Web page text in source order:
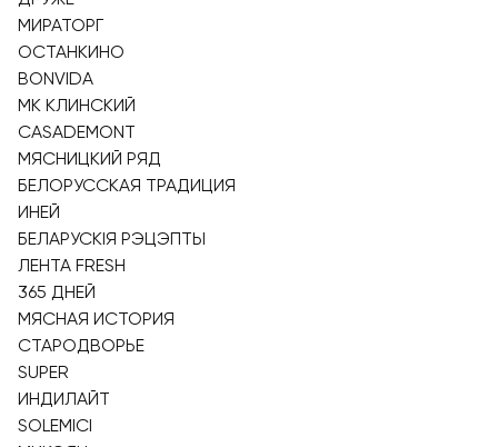
МИРАТОРГ
ОСТАНКИНО
BONVIDA
МК КЛИНСКИЙ
CASADEMONT
МЯСНИЦКИЙ РЯД
БЕЛОРУССКАЯ ТРАДИЦИЯ
ИНЕЙ
БЕЛАРУСКIЯ РЭЦЭПТЫ
ЛЕНТА FRESH
365 ДНЕЙ
МЯСНАЯ ИСТОРИЯ
СТАРОДВОРЬЕ
SUPER
ИНДИЛАЙТ
SOLEMICI